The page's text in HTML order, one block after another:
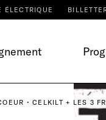
ÉLECTRIQUE
• CELKILT + LES 3